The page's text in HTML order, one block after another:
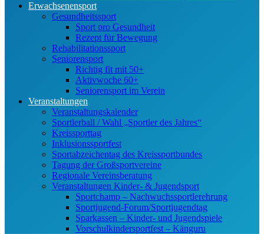
Erwachsenensport
Gesundheitssport
Sport pro Gesundheit
Rezept für Bewegung
Rehabilitationssport
Seniorensport
Richtig fit mit 50+
Aktivwoche 60+
Seniorensport im Verein
Veranstaltungen
Veranstaltungskalender
Sportlerball / Wahl „Sportler des Jahres“
Kreissporttag
Inklusionssportfest
Sportabzeichentag des Kreissportbundes
Tagung der Großsportvereine
Regionale Vereinsberatung
Veranstaltungen Kinder- & Jugendsport
Sportchamp – Nach­wuchs­sportler­ehrung
Sportjugend-Forum/Sport­jugend­tag
Sparkassen – Kinder- und Jugendspiele
Vorschulkindersportfest – Känguru